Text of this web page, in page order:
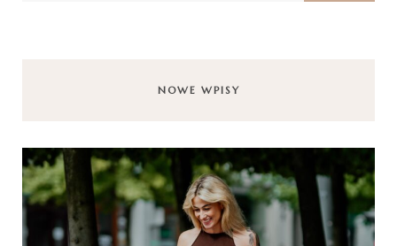
NOWE WPISY